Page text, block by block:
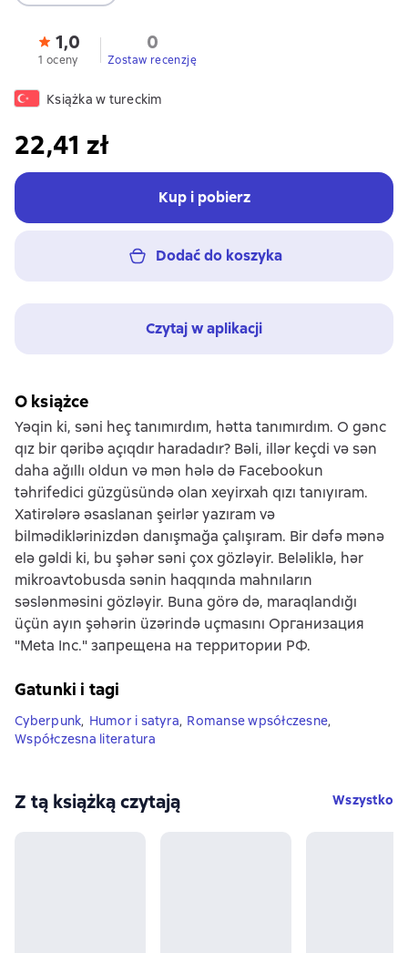
1,0
1 oceny
0
Zostaw recenzję
Książka w tureckim
22,41 zł
Kup i pobierz
Dodać do koszyka
Czytaj w aplikacji
O książce
Yəqin ki, səni heç tanımırdım, hətta tanımırdım. O gənc
qız bir qəribə açıqdır haradadır? Bəli, illər keçdi və sən
daha ağıllı oldun və mən hələ də Facebookun
təhrifedici güzgüsündə olan xeyirxah qızı tanıyıram.
Xatirələrə əsaslanan şeirlər yazıram və
bilmədiklərinizdən danışmağa çalışıram. Bir dəfə mənə
elə gəldi ki, bu şəhər səni çox gözləyir. Beləliklə, hər
mikroavtobusda sənin haqqında mahnıların
səslənməsini gözləyir. Buna görə də, maraqlandığı
üçün ayın şəhərin üzərində uçmasını Организация
"Meta Inc." запрещена на территории РФ.
Gatunki i tagi
Cyberpunk, Humor i satyra, Romanse wpsółczesne,
Współczesna literatura
Z tą książką czytają Wszystko